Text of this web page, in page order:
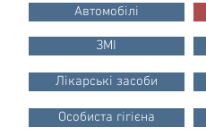
Автомобілі
ЗМІ
Лікарські засоби
Особиста гігієна